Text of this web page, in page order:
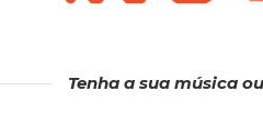
Tenha a sua música